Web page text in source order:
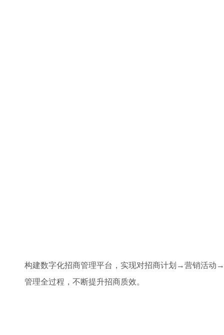
构建数字化招商管理平台，实现对招商计划→营销活动
管理全过程，不断提升招商质效。